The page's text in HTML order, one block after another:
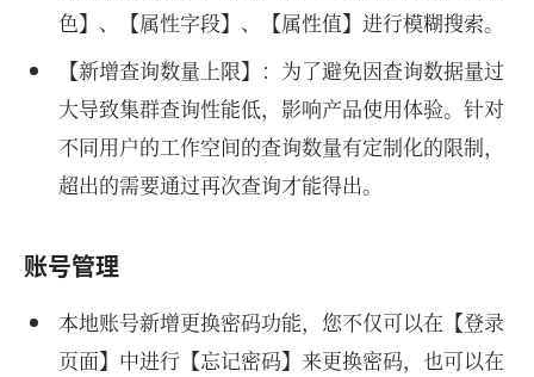
色】、【属性字段】、【属性值】进行模糊搜索。
【新增查询数量上限】：为了避免因查询数据量过
大导致集群查询性能低，影响产品使用体验。针对
不同用户的工作空间的查询数量有定制化的限制，
超出的需要通过再次查询才能得出。
账号管理
本地账号新增更换密码功能，您不仅可以在【登录
页面】中进行【忘记密码】来更换密码，也可以在